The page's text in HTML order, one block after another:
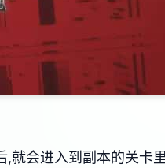
就会进入到副本的关卡